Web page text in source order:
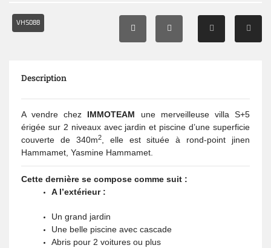
VHS088
Description
A vendre chez IMMOTEAM une merveilleuse villa S+5
érigée sur 2 niveaux avec jardin et piscine d’une superficie
couverte de 340m2, elle est située à rond-point jinen
Hammamet, Yasmine Hammamet.
Cette dernière se compose comme suit :
A l’extérieur :
Un grand jardin
Une belle piscine avec cascade
Abris pour 2 voitures ou plus